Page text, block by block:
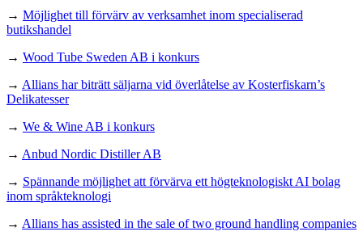
→ Möjlighet till förvärv av verksamhet inom specialiserad
butikshandel
→ Wood Tube Sweden AB i konkurs
→ Allians har biträtt säljarna vid överlåtelse av Kosterfiskarn’s
Delikatesser
→ We & Wine AB i konkurs
→ Anbud Nordic Distiller AB
→ Spännande möjlighet att förvärva ett högteknologiskt AI bolag
inom språkteknologi
→ Allians has assisted in the sale of two ground handling companies